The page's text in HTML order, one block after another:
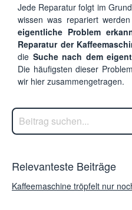
Jede Reparatur folgt im
wissen was repariert
eigentliche Problem
Reparatur der
die Suche nach dem
Die häufigsten dieser
wir hier zusammengetragen.
Relevanteste Beiträge
Kaffeemaschine tröpfelt nur